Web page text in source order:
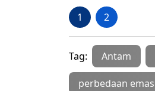
1 2
Tag: Antam
perbedaan emas